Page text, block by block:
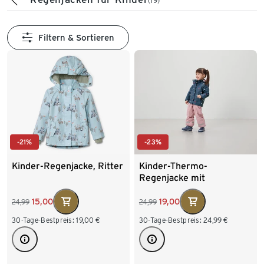
Filtern & Sortieren
-21%
Kinder-Regenjacke, Ritter
24,99 15,00
30-Tage-Bestpreis: 19,00 €
-23%
Kinder-Thermo-
Regenjacke mit
Fleecefutter, Herzen
24,99 19,00
30-Tage-Bestpreis: 24,99 €